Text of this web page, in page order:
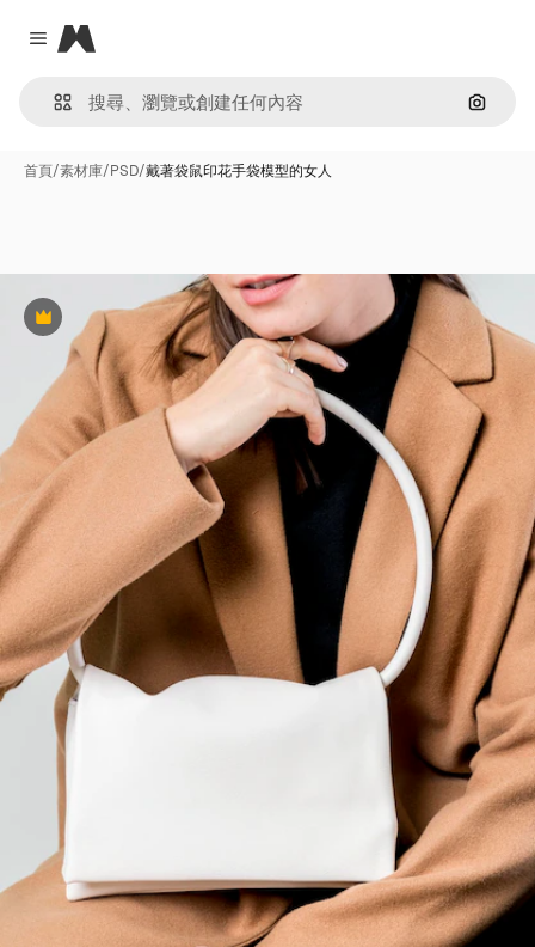
Close menu
Magnific
通過圖
首頁/素材庫/PSD/戴著袋鼠印花手袋模型的女人
Premium